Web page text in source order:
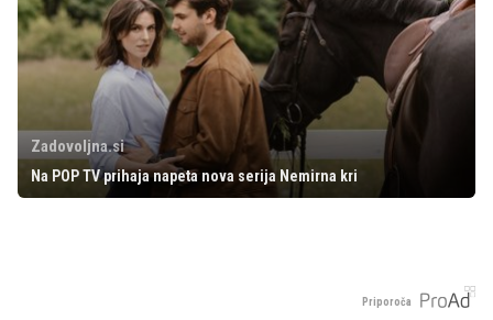
Zadovoljna.si
Na POP TV prihaja napeta nova serija Nemirna kri
Priporoča